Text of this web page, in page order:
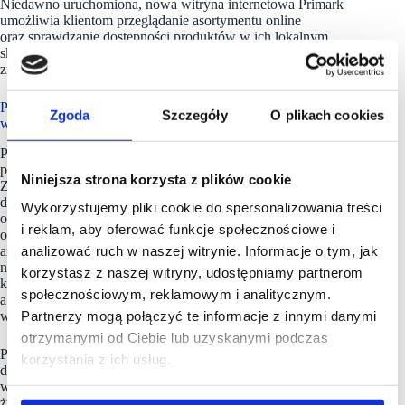
Zgoda Szczegóły O plikach cookies
Niniejsza strona korzysta z plików cookie
Wykorzystujemy pliki cookie do spersonalizowania treści
i reklam, aby oferować funkcje społecznościowe i
analizować ruch w naszej witrynie. Informacje o tym, jak
korzystasz z naszej witryny, udostępniamy partnerom
społecznościowym, reklamowym i analitycznym.
Partnerzy mogą połączyć te informacje z innymi danymi
otrzymanymi od Ciebie lub uzyskanymi podczas
korzystania z ich usług.
Niedawno uruchomiona, nowa witryna internetowa Primark
umożliwia klientom przeglądanie asortymentu online
oraz sprawdzanie dostępności produktów w ich lokalnym
sklepie przed planowaną wizytą. Więcej informacji można
znaleźć na stronie www.primark.com/pl.
Primark to międzynarodowy detalista odzieżowy działający
w 16 krajach Europy i USA
Primark to międzynarodowy detalista odzieżowy zatrudniający
ponad 70 000 pracowników w 16 krajach Europy i USA.
Założony w Irlandii w 1969 r. pod marką Penneys, dąży
do zapewnienia przystępnych cenowo wyborów dla każdego,
od artykułów codziennego użytku po wyróżniającą się stylem
odzież damską, męską i dziecięcą, jak również kosmetyki,
artykuły wyposażenia domu i akcesoria. Skupiając się
na tworzeniu wyjątkowych doświadczeń w sklepach, Primark
kontynuuje ekspansję na nowych i istniejących rynkach,
a do końca 2026 r. sieć chce posiadać 530 sklepów, włączając
w to planowane w najbliższym czasie wejście na Węgry.
Primark dąży do tego, aby bardziej zrównoważona moda była
dostępna dla każdego. Ambicją firmy Primark jest zapewnienie
większej trwałości odzieży, ochrona życia na Ziemi i poprawa